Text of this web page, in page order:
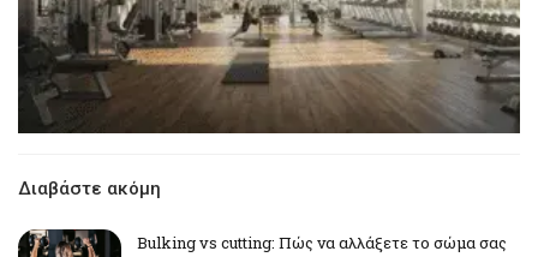
Διαβάστε ακόμη
Bulking vs cutting: Πώς να αλλάξετε το σώμα σας